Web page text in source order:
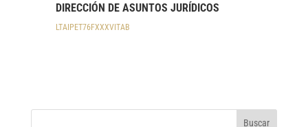
DIRECCIÓN DE ASUNTOS JURÍDICOS
LTAIPET76FXXXVITAB